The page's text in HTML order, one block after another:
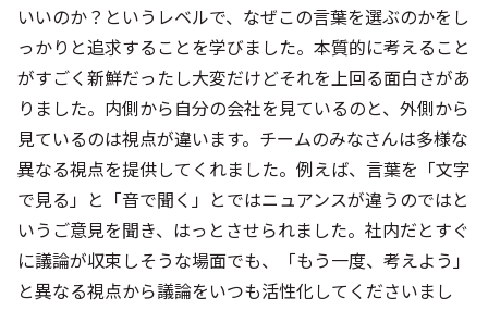
いいのか？というレベルで、なぜこの言葉を選ぶのかをし
っかりと追求することを学びました。本質的に考えること
がすごく新鮮だったし大変だけどそれを上回る面白さがあ
りました。内側から自分の会社を見ているのと、外側から
見ているのは視点が違います。チームのみなさんは多様な
異なる視点を提供してくれました。例えば、言葉を「文字
で見る」と「音で聞く」とではニュアンスが違うのではと
いうご意見を聞き、はっとさせられました。社内だとすぐ
に議論が収束しそうな場面でも、「もう一度、考えよう」
と異なる視点から議論をいつも活性化してくださいまし